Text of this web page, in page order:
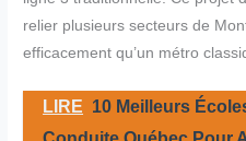
relier plusieurs secteurs de
efficacement qu’un métro
LIRE 10 Meilleurs